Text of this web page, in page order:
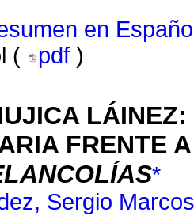
en
(
pdf )
LÁINEZ:
FRENTE
*
Sergio Marcos